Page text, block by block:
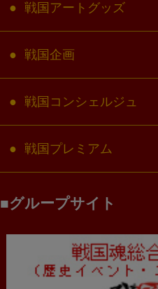
戦国アートグッズ
戦国企画
戦国コンシェルジュ
戦国プレミアム
グループサイト